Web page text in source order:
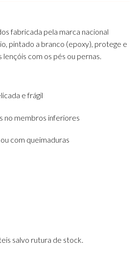
fabricada pela marca nacional
pintado a branco (epoxy), protege e
com os pés ou pernas.
e frágil
no membros inferiores
com queimaduras
salvo rutura de stock.